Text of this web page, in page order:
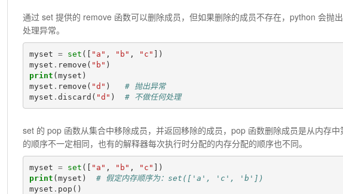
通过 set 提供的 remove 函数可以删除成员，但如果删除的成员不存在，python 会抛
处理异常。
myset = set ([ "a" , "b" , "c" ])
myset . remove ( "b" )
print (myset )
myset . remove ( "d" )
# 抛出异常
myset . discard ( "d" ) # 不做任何处理
set 的 pop 函数从集合中移除成员，并返回移除的成员，pop 函数删除成员是从内存
的顺序不一定相同，也有的解释器每次执行时分配的内存分配的顺序也不同。
myset = set ([ "a" , "b" , "c" ])
print (myset )
# 假定内存顺序为：set(['a', 'c', 'b'])
myset . pop ()